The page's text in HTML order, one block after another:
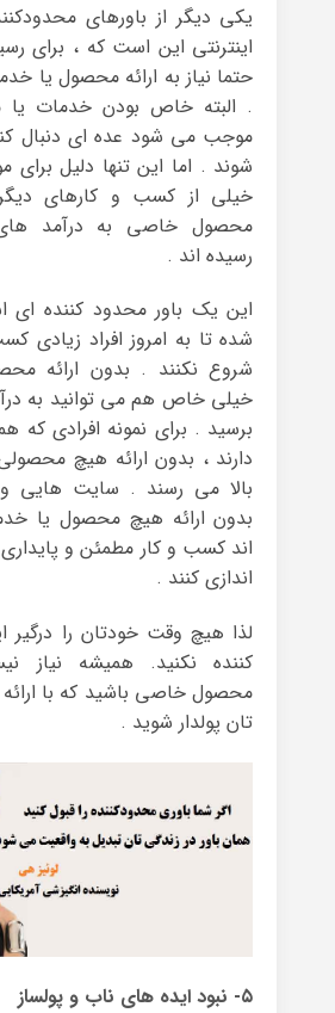
یکی دیگر از باورهای
اینترنتی این است که ، برای
حتما نیاز به ارائه محصول یا
. البته خاص بودن خدمات
موجب می شود عده ای دنبال
شوند . اما این تنها دلیل
خیلی از کسب و کارهای
محصول خاصی به درآمد های
رسیده اند .
این یک باور محدود کننده
شده تا به امروز افراد زیادی
شروع نکنند . بدون ارائه
خیلی خاص هم می توانید به
برسید . برای نمونه افرادی که
دارند ، بدون ارائه هیچ
بالا می رسند . سایت هایی
بدون ارائه هیچ محصول یا
اند کسب و کار مطمئن و پایداری
اندازی کنند .
لذا هیچ وقت خودتان را درگیر
کننده نکنید. همیشه نیاز
محصول خاصی باشید که با
تان پولدار شوید .
۵- نبود ایده های ناب و پولساز